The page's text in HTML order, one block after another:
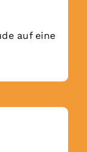
auf eine